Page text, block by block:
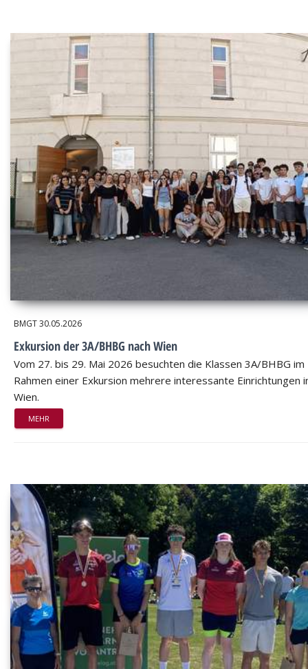
BMGT30.05.2026
Exkursion der 3A/BHBG nach Wien
Vom 27. bis 29. Mai 2026 besuchten die Klassen 3A/BHBG im
Rahmen einer Exkursion mehrere interessante Einrichtungen
Wien.
MEHR